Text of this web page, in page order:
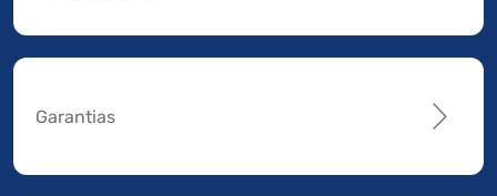
Garantias